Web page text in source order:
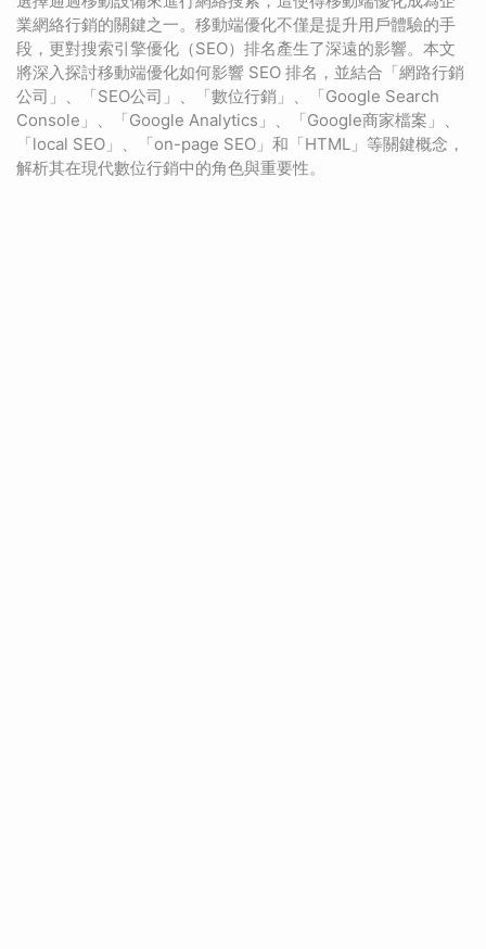
業網絡行銷的關鍵之一。移動端優化不僅是提升用戶體驗的手
段，更對搜索引擎優化（SEO）排名產生了深遠的影響。本文
將深入探討移動端優化如何影響 SEO 排名，並結合「網路行銷
公司」、「SEO公司」、「數位行銷」、「Google Search
Console」、「Google Analytics」、「Google商家檔案」、
「local SEO」、「on-page SEO」和「HTML」等關鍵概念，
解析其在現代數位行銷中的角色與重要性。